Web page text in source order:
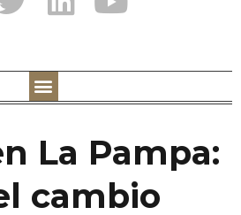
La Pampa:
cambio